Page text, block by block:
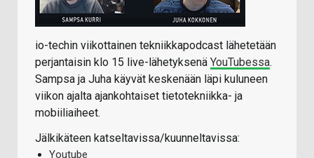
io-techin viikottainen tekniikkapodcast lähetetään
perjantaisin klo 15 live-lähetyksenä YouTubessa.
Sampsa ja Juha käyvät keskenään läpi kuluneen
viikon ajalta ajankohtaiset tietotekniikka- ja
mobiiliaiheet.
Jälkikäteen katseltavissa/kuunneltavissa:
Youtube